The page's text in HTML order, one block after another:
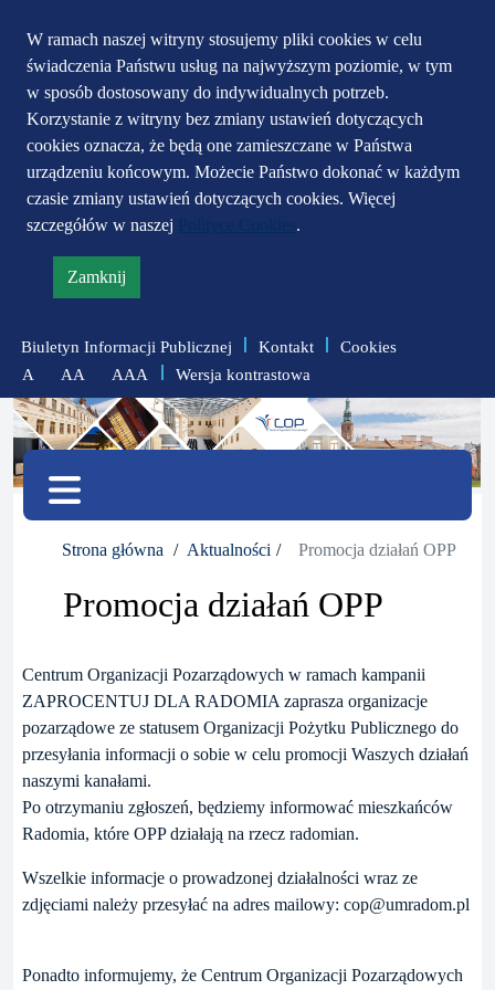
W ramach naszej witryny stosujemy pliki cookies w celu
świadczenia Państwu usług na najwyższym poziomie, w tym
w sposób dostosowany do indywidualnych potrzeb.
Korzystanie z witryny bez zmiany ustawień dotyczących
cookies oznacza, że będą one zamieszczane w Państwa
urządzeniu końcowym. Możecie Państwo dokonać w każdym
czasie zmiany ustawień dotyczących cookies. Więcej
szczegółów w naszej
.
Zamknij
informację
polityce
prywatności
Przejdź do głównego
menu
Przejdź do treści
Przejdź do mapy
serwisu
Biuletyn Informacji Publicznej Kontakt
Cookies
A
zmniejsz
czcionkę
AA
zresetuj
AAA
zwiększ
czcionkę
Wersja kontrastowa
Menu
Strona główna Aktualności Promocja działań OPP
Promocja działań OPP
Centrum Organizacji Pozarządowych w ramach kampanii
ZAPROCENTUJ DLA RADOMIA zaprasza organizacje
pozarządowe ze statusem Organizacji Pożytku Publicznego do
przesyłania informacji o sobie w celu promocji Waszych działań
naszymi kanałami.
Po otrzymaniu zgłoszeń, będziemy informować mieszkańców
Radomia, które OPP działają na rzecz radomian.
Wszelkie informacje o prowadzonej działalności wraz ze
zdjęciami należy przesyłać na adres mailowy: cop@umradom.pl
Ponadto informujemy, że Centrum Organizacji Pozarządowych